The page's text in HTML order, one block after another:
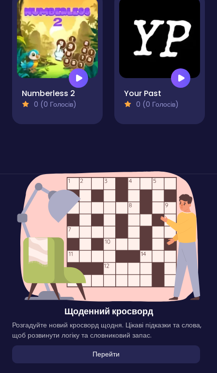
Numberless 2
0 (0 Голосів)
Your Past
0 (0 Голосів)
Щоденний кросворд
Розгадуйте новий кросворд щодня. Цікаві підказки та слова,
щоб розвинути логіку та словниковий запас.
Перейти